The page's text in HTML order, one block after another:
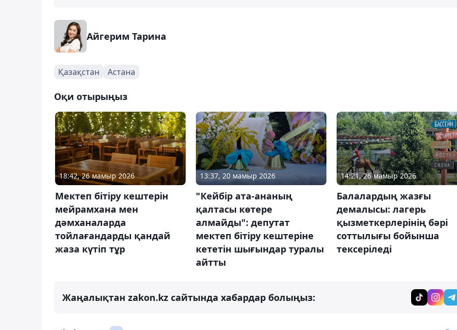
Айгерим Тарина
Қазақстан Астана
Оқи отырыңыз
18:42, 26 мамыр 2026
Мектеп бітіру кештерін
мейрамхана мен
дәмханаларда
тойлағандарды қандай
жаза күтіп тұр
13:37, 20 мамыр 2026
"Кейбір ата-ананың
қалтасы көтере
алмайды": депутат
мектеп бітіру кештеріне
кететін шығындар туралы
айтты
14:21, 26 мамыр 2026
Балалардың жазғы
демалысы: лагерь
қызметкерлерінің бәрі
соттылығы бойынша
тексеріледі
Жаңалықтан zakon.kz сайтында хабардар болыңыз: